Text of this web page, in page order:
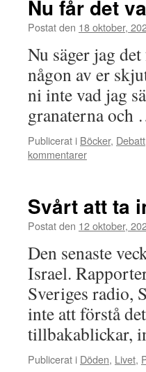
Nu får det
Postat den 18 oktober,
Nu säger jag
någon av er
ni inte vad jag
granaterna och
Publicerat i Böcker, Debatt
kommentarer
Svårt att ta
Postat den 12 oktober,
Den senaste
Israel.
Sveriges radio,
inte att förstå
tillbakablickar,
Publicerat i Döden, Livet,